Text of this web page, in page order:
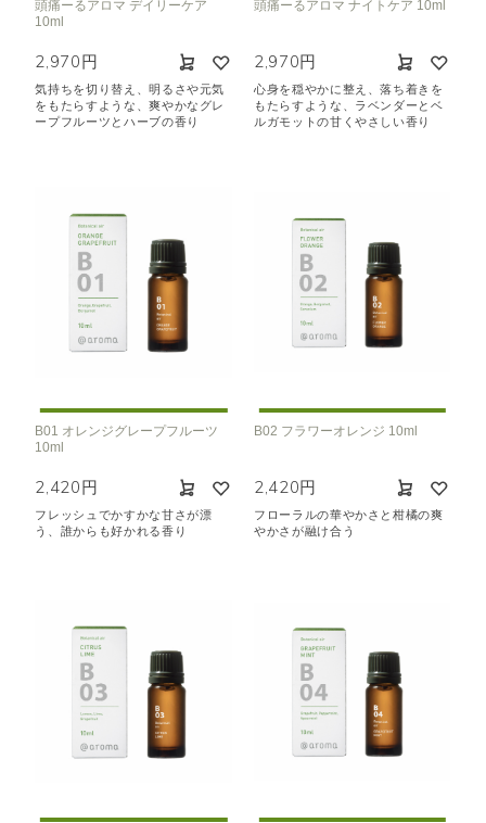
頭痛ーるアロマ デイリーケア
10ml
2,970円
気持ちを切り替え、明るさや元気
をもたらすような、爽やかなグレ
ープフルーツとハーブの香り
頭痛ーるアロマ ナイトケア 10ml
2,970円
心身を穏やかに整え、落ち着きを
もたらすような、ラベンダーとベ
ルガモットの甘くやさしい香り
B01 オレンジグレープフルーツ
10ml
2,420円
フレッシュでかすかな甘さが漂
う、誰からも好かれる香り
B02 フラワーオレンジ 10ml
2,420円
フローラルの華やかさと柑橘の爽
やかさが融け合う